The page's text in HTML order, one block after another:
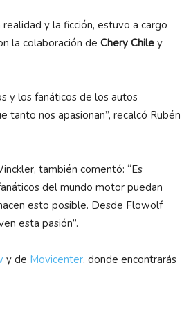
y la ficción, estuvo a cargo
la colaboración de Chery Chile y
y los fanáticos de los autos
tanto nos apasionan”, recalcó Rubén
también comentó: “Es
del mundo motor puedan
esto posible. Desde Flowolf
esta pasión”.
y de Movicenter, donde encontrarás